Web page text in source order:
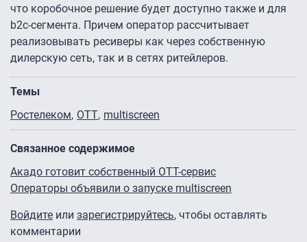
что коробочное решение будет доступно также и для
b2c-сегмента. Причем оператор рассчитывает
реализовывать ресиверы как через собственную
дилерскую сеть, так и в сетях ритейлеров.
Темы
Ростелеком OTT multiscreen
Связанное содержимое
Акадо готовит собственный OTT-сервис
Операторы объявили о запуске multiscreen
Войдите или зарегистрируйтесь, чтобы оставлять
комментарии